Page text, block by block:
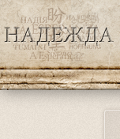
Перейти
к
основному